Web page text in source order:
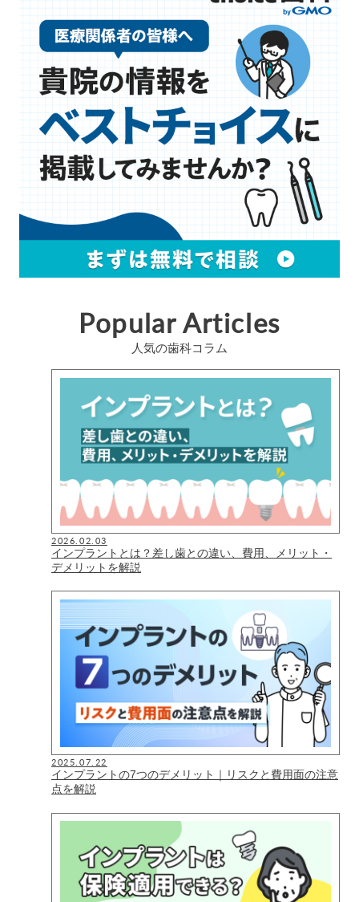
Popular Articles
人気の歯科コラム
2026.02.03
インプラントとは？差し歯との違い、費用、メリット・
デメリットを解説
2025.07.22
インプラントの7つのデメリット｜リスクと費用面の注意
点を解説